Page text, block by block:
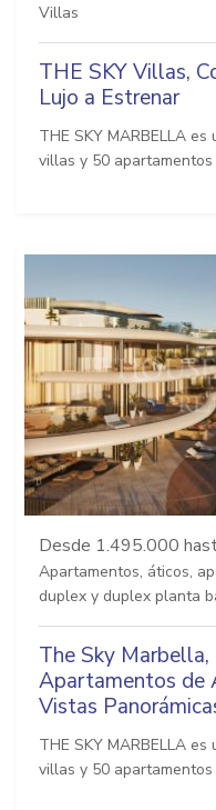
Villas
THE SKY Villas,
Lujo a Estrenar
THE SKY MARBELLA
villas y 50 apartamentos
Desde 1.495.000
Apartamentos, áticos,
duplex y duplex planta
The Sky Marbella,
Apartamentos de
Vistas
THE SKY MARBELLA
villas y 50 apartamentos